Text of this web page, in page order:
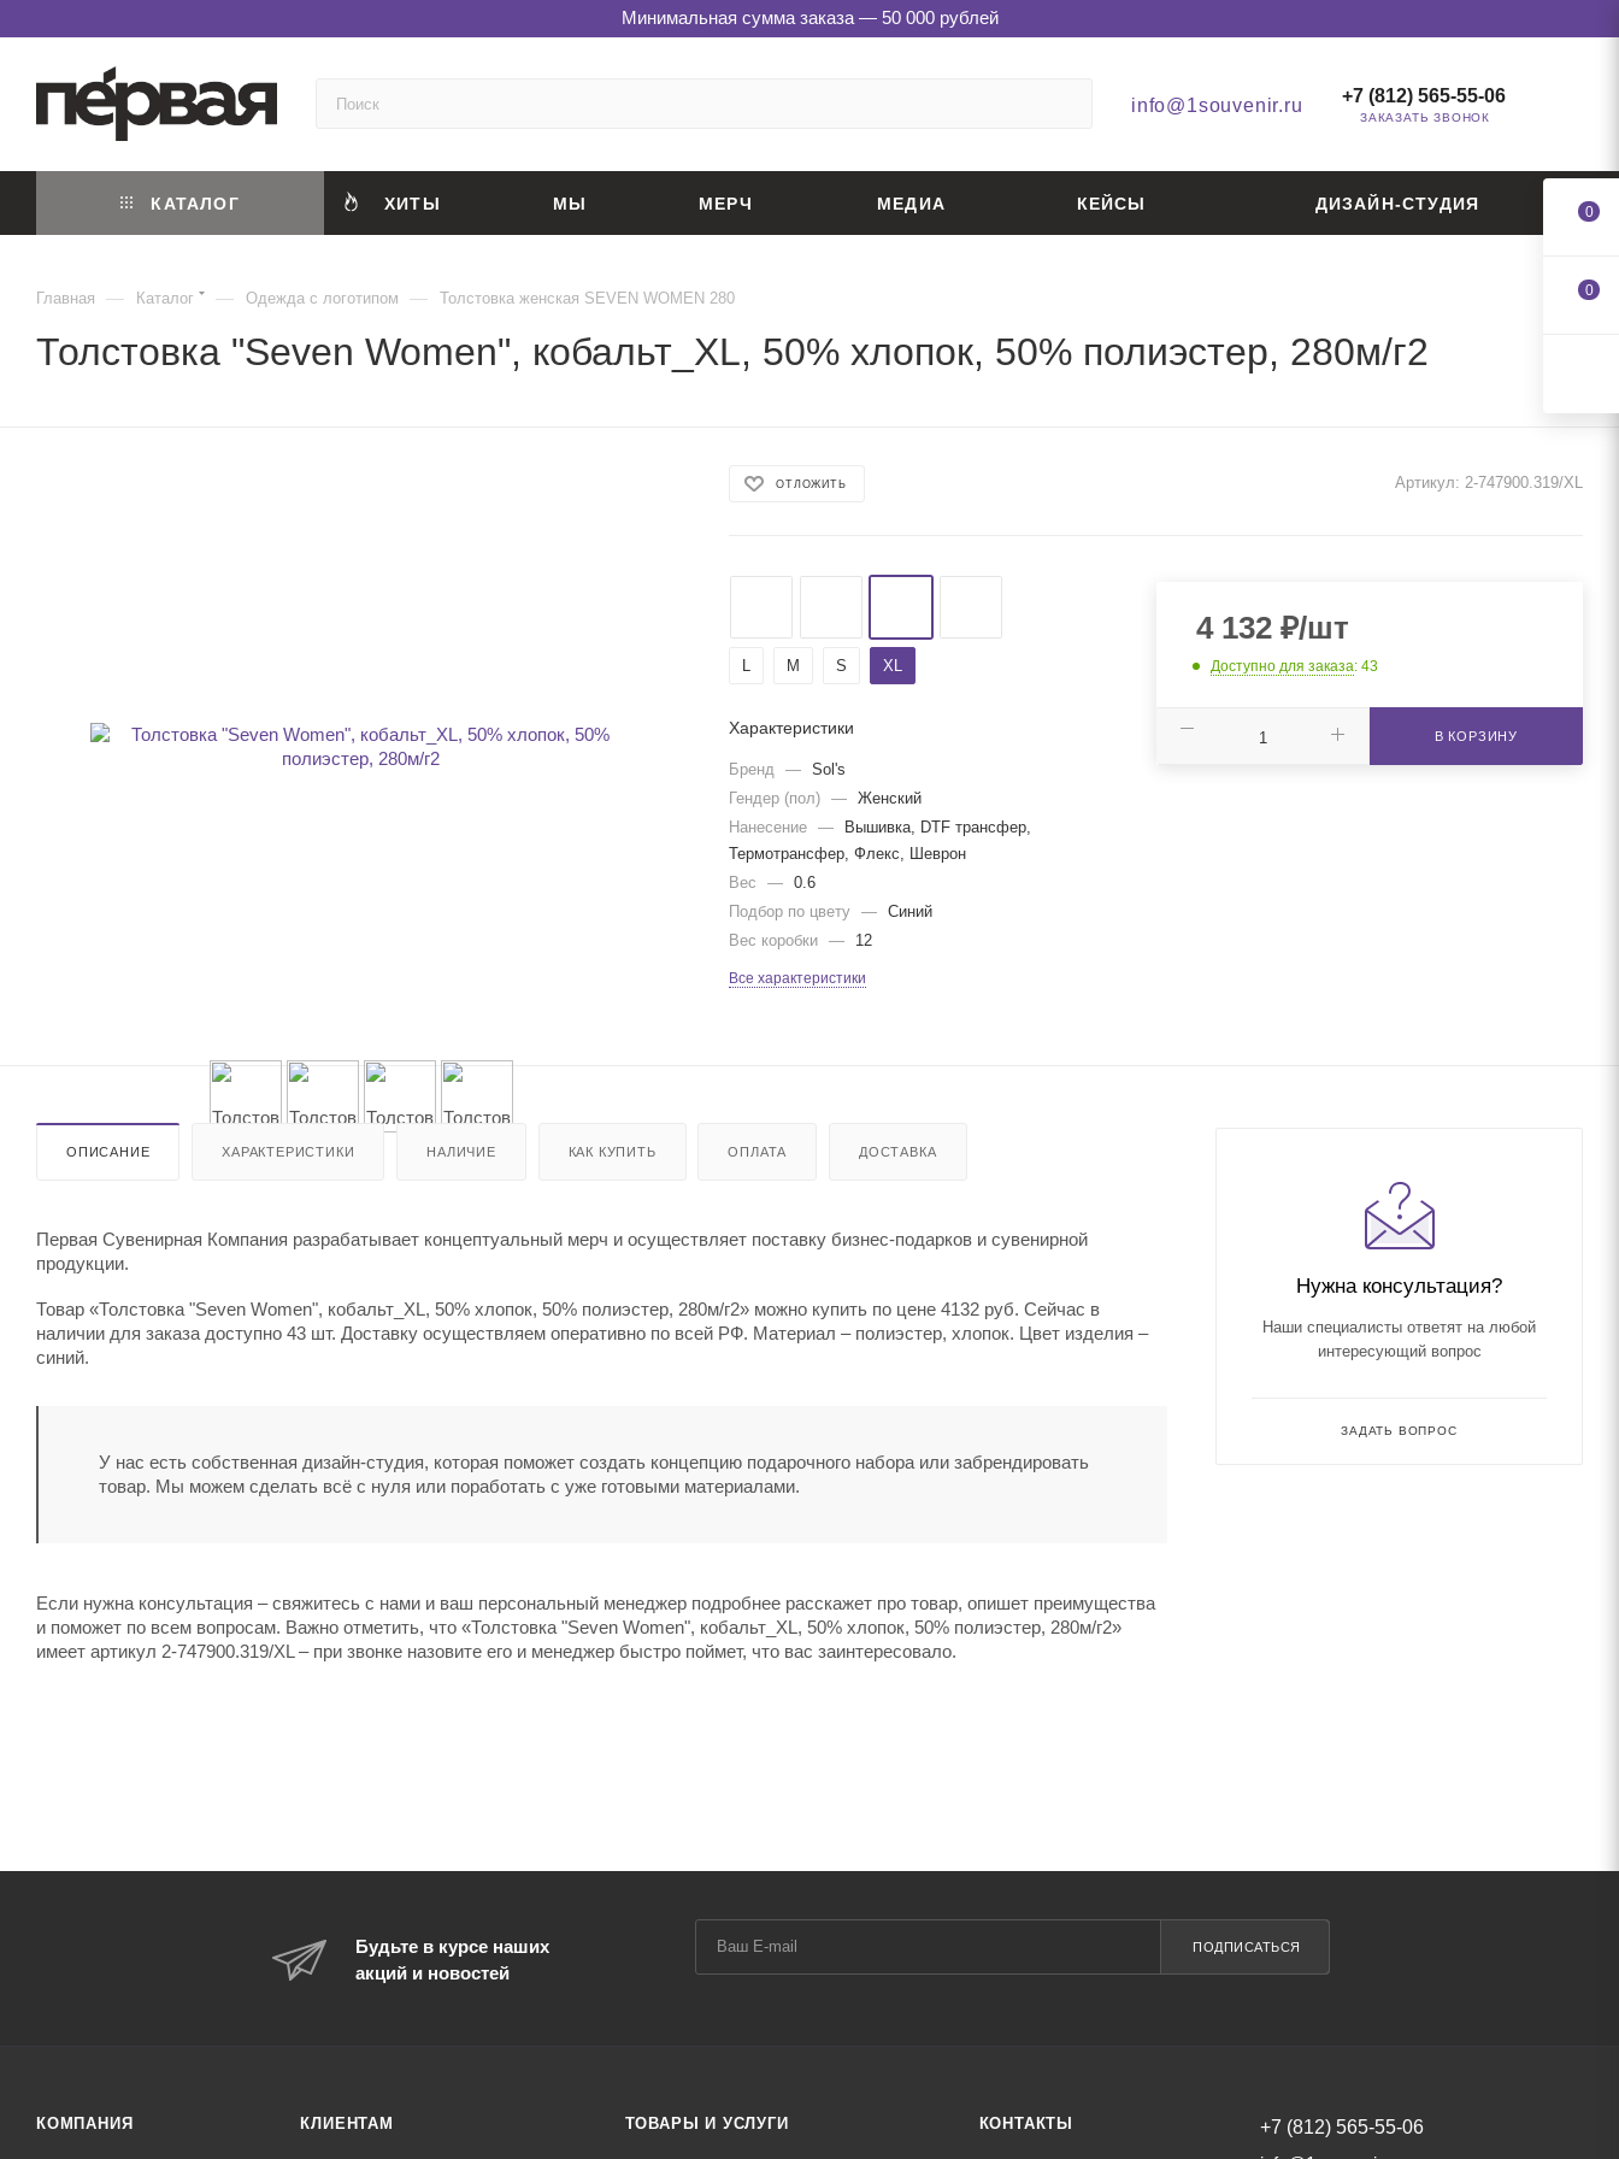
Минимальная сумма заказа — 50 000 рублей
info@1souvenir.ru +7 (812) 565-55-06
ЗАКАЗАТЬ ЗВОНОК
КАТАЛОГ ХИТЫ МЫ МЕРЧ МЕДИА КЕЙСЫ ДИЗАЙН-СТУДИЯ
Главная — Каталог — Одежда с логотипом — Толстовка женская SEVEN WOMEN 280
Толстовка "Seven Women", кобальт_XL, 50% хлопок, 50% полиэстер, 280м/г2
ОТЛОЖИТЬ Артикул: 2-747900.319/XL
L M S XL
Характеристики
Бренд —
Sol's
Гендер (пол)
—
Женский
Нанесение
—
Вышивка, DTF трансфер,
Термотрансфер, Флекс, Шеврон
Вес
—
0.6
Подбор по цвету
—
Синий
Вес коробки
— 12
Все характеристики
4 132₽/шт
Доступно для заказа: 43
В КОРЗИНУ
ОПИСАНИЕ ХАРАКТЕРИСТИКИ НАЛИЧИЕ КАК КУПИТЬ ОПЛАТА ДОСТАВКА
Первая Сувенирная Компания разрабатывает концептуальный мерч и осуществляет поставку бизнес-подарков и сувенирной
продукции.
Товар «Толстовка "Seven Women", кобальт_XL, 50% хлопок, 50% полиэстер, 280м/г2» можно купить по цене 4132 руб. Сейчас в
наличии для заказа доступно 43 шт. Доставку осуществляем оперативно по всей РФ. Материал – полиэстер, хлопок. Цвет изделия –
синий.
У нас есть собственная дизайн-студия, которая поможет создать концепцию подарочного набора или забрендировать
товар. Мы можем сделать всё с нуля или поработать с уже готовыми материалами.
Если нужна консультация – свяжитесь с нами и ваш персональный менеджер подробнее расскажет про товар, опишет преимущества
и поможет по всем вопросам. Важно отметить, что «Толстовка "Seven Women", кобальт_XL, 50% хлопок, 50% полиэстер, 280м/г2»
имеет артикул 2-747900.319/XL – при звонке назовите его и менеджер быстро поймет, что вас заинтересовало.
Нужна консультация?
Наши специалисты ответят на любой
интересующий вопрос
ЗАДАТЬ ВОПРОС
Будьте в курсе наших
акций и новостей
ПОДПИСАТЬСЯ
КОМПАНИЯ КЛИЕНТАМ ТОВАРЫ И УСЛУГИ КОНТАКТЫ
+7 (812) 565-55-06
0
0